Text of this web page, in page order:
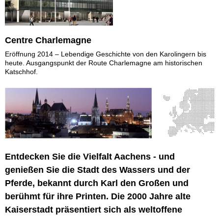
Centre Charlemagne
Eröffnung 2014 – Lebendige Geschichte von den Karolingern bis
heute. Ausgangspunkt der Route Charlemagne am historischen
Katschhof.
Entdecken Sie die Vielfalt Aachens - und
genießen Sie die Stadt des Wassers und der
Pferde, bekannt durch Karl den Großen und
berühmt für ihre Printen. Die 2000 Jahre alte
Kaiserstadt präsentiert sich als weltoffene